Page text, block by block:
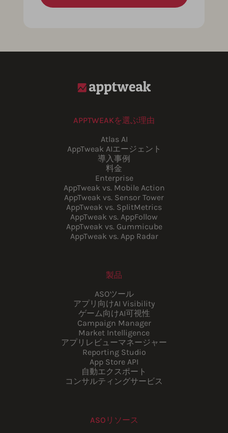
APPTWEAKを選ぶ理由
Atlas AI
AppTweak AIエージェント
導入事例
料金
Enterprise
AppTweak vs. Mobile Action
AppTweak vs. Sensor Tower
AppTweak vs. SplitMetrics
AppTweak vs. AppFollow
AppTweak vs. Gummicube
AppTweak vs. App Radar
製品
ASOツール
アプリ向けAI Visibility
ゲーム向けAI可視性
Campaign Manager
Market Intelligence
アプリレビューマネージャー
Reporting Studio
App Store API
自動エクスポート
コンサルティングサービス
ASOリソース